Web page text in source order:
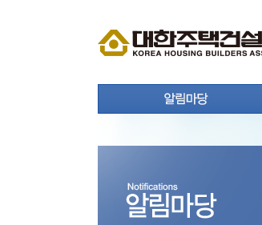
회원사 동정
상생 협력 마당